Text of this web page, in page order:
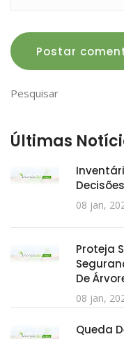
Postar
Pesquisar
Últimas
08 jan,
Proteja
De
08 jan,
Queda